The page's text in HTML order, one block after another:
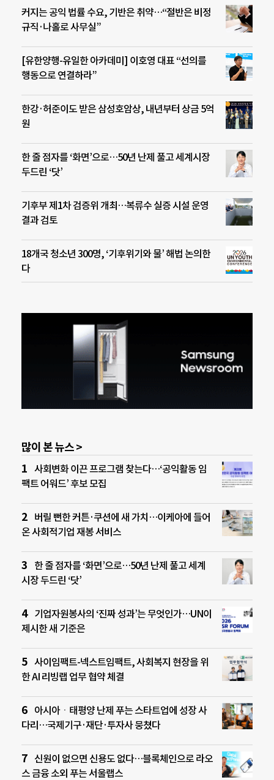
커지는 공익 법률 수요, 기반은 취약…“절반은 비정
규직·나홀로 사무실”
[유한양행-유일한 아카데미] 이호영 대표 “선의를
행동으로 연결하라”
한강·허준이도 받은 삼성호암상, 내년부터 상금 5억
원
한 줄 점자를 ‘화면’으로…50년 난제 풀고 세계시장
두드린 ‘닷’
기후부 제1차 검증위 개최…복류수 실증 시설 운영
결과 검토
18개국 청소년 300명, ‘기후위기와 물’ 해법 논의한
다
많이 본 뉴스 >
사회변화 이끈 프로그램 찾는다…‘공익활동 임
팩트 어워드’ 후보 모집
버릴 뻔한 커튼·쿠션에 새 가치…이케아에 들어
온 사회적기업 재봉 서비스
한 줄 점자를 ‘화면’으로…50년 난제 풀고 세계
시장 두드린 ‘닷’
기업자원봉사의 ‘진짜 성과’는 무엇인가…UN이
제시한 새 기준은
사이임팩트-넥스트임팩트, 사회복지 현장을 위
한 AI 리빙랩 업무 협약 체결
아시아ㆍ태평양 난제 푸는 스타트업에 성장 사
다리…국제기구·재단·투자사 뭉쳤다
신원이 없으면 신용도 없다…블록체인으로 라오
스 금융 소외 푸는 서울랩스